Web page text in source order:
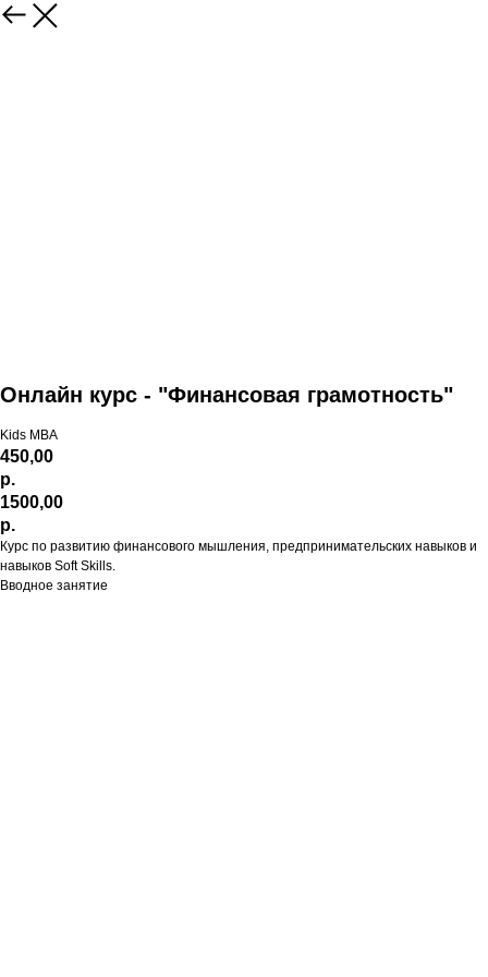
Онлайн курс - "Финансовая грамотность"
Kids MBA
450,00
р.
1500,00
р.
Курс по развитию финансового мышления, предпринимательских навыков и
навыков Soft Skills.
Вводное занятие